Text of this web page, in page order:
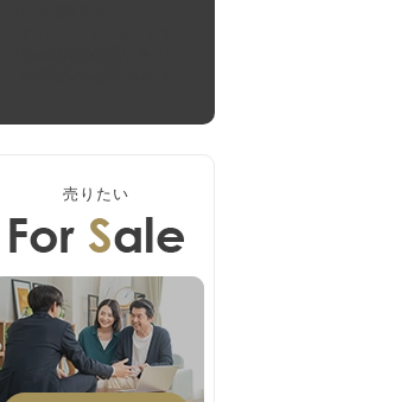
売りたい